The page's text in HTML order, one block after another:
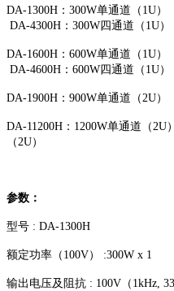
DA-1300H：300W单通道（1U
DA-4300H：300W四通道（1U）
DA-1600H：600W单通道（1U
DA-4600H：600W四通道（1U）
DA-1900H：900W单通道（2U
DA-11200H：1200W单通道（
（2U）
参数：
型号 : DA-1300H
额定功率（100V） :300W x 1
输出电压及阻抗 : 100V（1kHz,